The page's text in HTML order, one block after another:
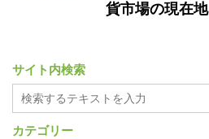
貨市場の現在地
サイト内検索
カテゴリー